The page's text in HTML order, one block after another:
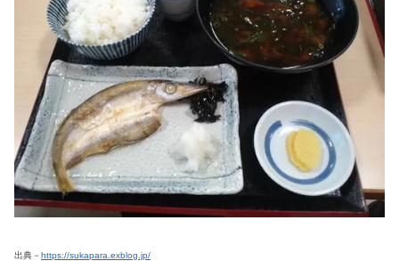
出典－ https://sukapara.exblog.jp/